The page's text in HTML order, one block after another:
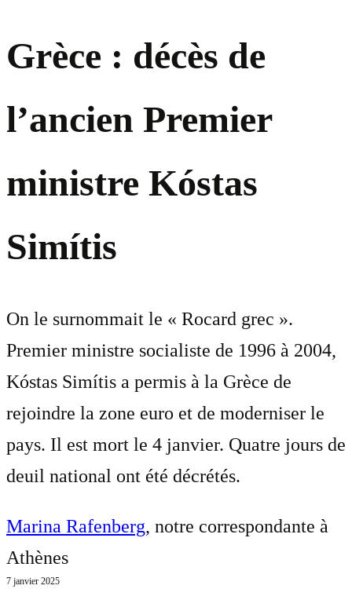
Grèce : décès de
l’ancien Premier
ministre Kóstas
Simítis
On le surnommait le « Rocard grec ».
Premier ministre socialiste de 1996 à 2004,
Kóstas Simítis a permis à la Grèce de
rejoindre la zone euro et de moderniser le
pays. Il est mort le 4 janvier. Quatre jours de
deuil national ont été décrétés.
Marina Rafenberg, notre correspondante à
Athènes
7 janvier 2025